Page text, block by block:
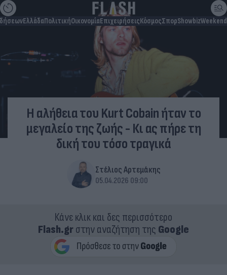
ΕλλάδαΠολιτικήΟικονομίαΕπιχειρήσειςΚόσμοςΣπορShowbizWeekend
Η αλήθεια του Kurt Cobain ήταν το
μεγαλείο της ζωής - Κι ας πήρε τη
δική του τόσο τραγικά
Στέλιος Αρτεμάκης
05.04.2026 09:00
Κάνε κλικ και δες περισσότερο
Flash.grστην αναζήτηση της Google